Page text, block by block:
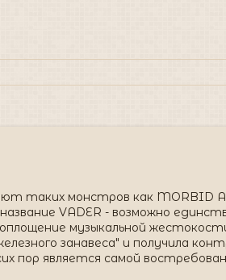
таких монстров как MORBID
VADER - возможно
музыкальной
занавеса" и получила
пор является самой